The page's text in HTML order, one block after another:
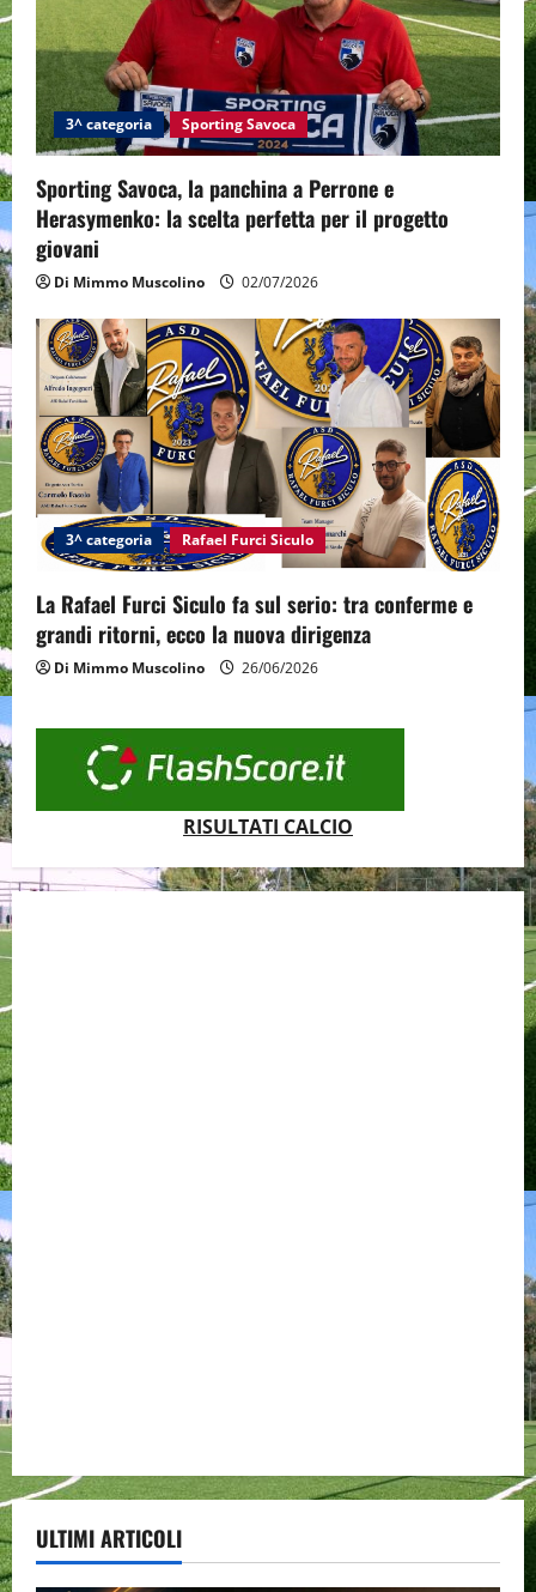
3^ categoria Sporting Savoca
Sporting Savoca, la panchina a Perrone e
Herasymenko: la scelta perfetta per il progetto
giovani
Di Mimmo Muscolino 02/07/2026
3^ categoria Rafael Furci Siculo
La Rafael Furci Siculo fa sul serio: tra conferme e
grandi ritorni, ecco la nuova dirigenza
Di Mimmo Muscolino 26/06/2026
RISULTATI CALCIO
ULTIMI ARTICOLI